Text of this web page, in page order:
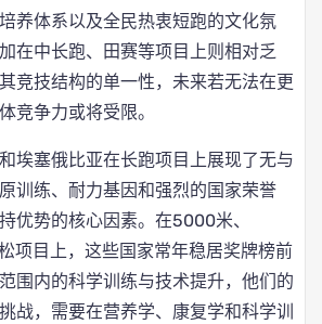
养体系以及全民热衷短跑的文化氛
在中长跑、田赛等项目上则相对乏
竞技结构的单一性，未来若无法在更
竞争力或将受限。
埃塞俄比亚在长跑项目上展现了无与
训练、耐力基因和强烈的国家荣誉
优势的核心因素。在5000米、
项目上，这些国家常年稳居奖牌榜前
围内的科学训练与技术提升，他们的
战，需要在营养学、康复学和科学训